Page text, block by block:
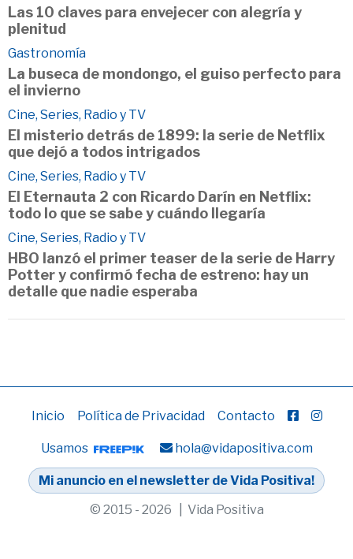
Las 10 claves para envejecer con alegría y
plenitud
Gastronomía
La buseca de mondongo, el guiso perfecto para
el invierno
Cine, Series, Radio y TV
El misterio detrás de 1899: la serie de Netflix
que dejó a todos intrigados
Cine, Series, Radio y TV
El Eternauta 2 con Ricardo Darín en Netflix:
todo lo que se sabe y cuándo llegaría
Cine, Series, Radio y TV
HBO lanzó el primer teaser de la serie de Harry
Potter y confirmó fecha de estreno: hay un
detalle que nadie esperaba
Inicio Política de Privacidad Contacto
Usamos hola@vidapositiva.com
Mi anuncio en el newsletter de Vida Positiva!
© 2015 - 2026 | Vida Positiva